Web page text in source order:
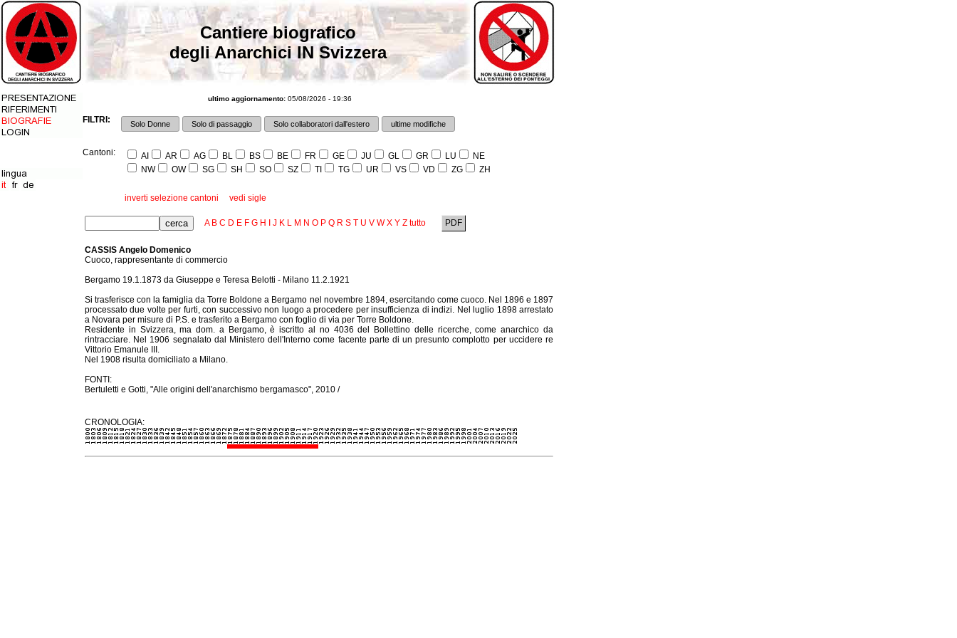
Cantiere biografico
degli Anarchici IN Svizzera
ultimo aggiornamento: 05/08/2026 - 19:36
FILTRI: Solo Donne Solo di passaggio Solo collaboratori dall'estero ultime modifiche
Cantoni: AI AR AG BL BS BE FR GE JU GL GR LU
NE
NW
OW SG SH SO SZ TI TG UR VS VD ZG ZH
inverti selezione cantoni vedi sigle
A B C D E F G H J K L M N O P Q R S T U V W X Y Z tutto PDF
CASSIS Angelo Domenico
Cuoco, rappresentante di commercio
Bergamo 19.1.1873 da Giuseppe e Teresa Belotti - Milano 11.2.1921
Si trasferisce con la famiglia da Torre Boldone a Bergamo nel novembre 1894, esercitando come cuoco. Nel 1896 e 1897
processato due volte per furti, con successivo non luogo a procedere per insufficienza di indizi. Nel luglio 1898 arrestato
a Novara per misure di P.S. e trasferito a Bergamo con foglio di via per Torre Boldone.
Residente in Svizzera, ma dom. a Bergamo, è iscritto al no 4036 del Bollettino delle ricerche, come anarchico da
rintracciare. Nel 1906 segnalato dal Ministero dell'Interno come facente parte di un presunto complotto per uccidere re
Vittorio Emanule III.
Nel 1908 risulta domiciliato a Milano.
FONTI:
Bertuletti e Gotti, "Alle origini dell'anarchismo bergamasco", 2010 /
CRONOLOGIA: